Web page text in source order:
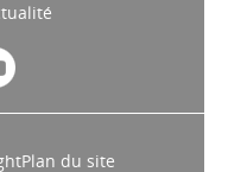
Plan du site